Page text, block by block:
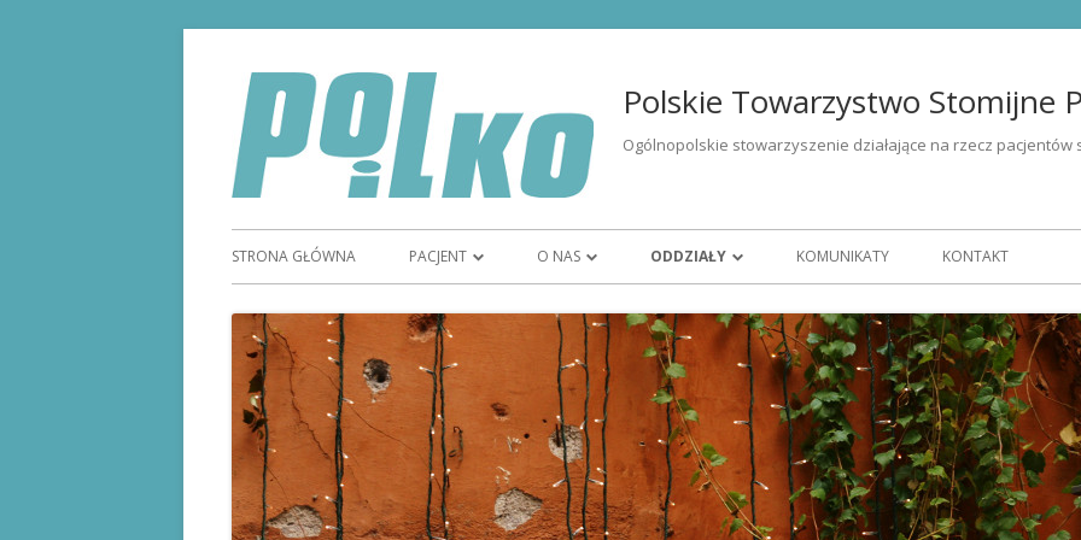
Polskie Towarzystwo Stomijne
Ogólnopolskie stowarzyszenie działające na rzecz pacjentów
STRONA GŁÓWNA PACJENT
STOMIĄ
STOMIA
SPRZĘT STOMIJNY
REFUNDACJA SPRZĘTU
O NAS
CZŁONKOSTWO
ZARZĄD
WOLONTARIAT
HISTORIA
ODDZIAŁY
OR BYDGOSZCZ
OR GORZÓW WIELKOPOLSKI
OR KATOWICE
OR KIELCE
KOMUNIKATY KONTAKT